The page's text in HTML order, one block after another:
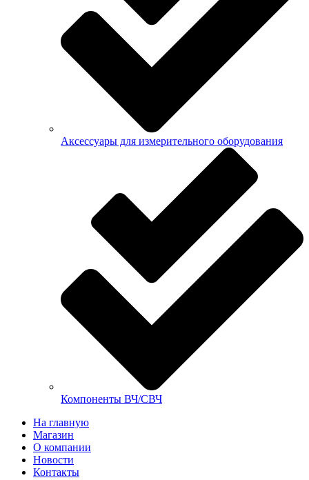
Аксессуары для измерительного оборудования
Компоненты ВЧ/СВЧ
На главную
Магазин
О компании
Новости
Контакты